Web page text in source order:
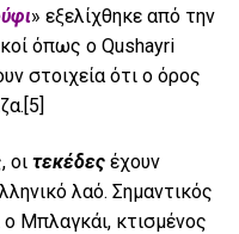
» εξελίχθηκε από την
όπως ο Qushayri
στοιχεία ότι ο όρος
[5]
οι τεκέδες έχουν
λαό. Σημαντικός
ο Μπλαγκάι, κτισμένος